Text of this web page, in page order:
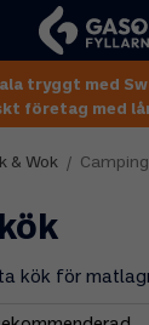
tryggt med
företag med
& Wok /
kök för